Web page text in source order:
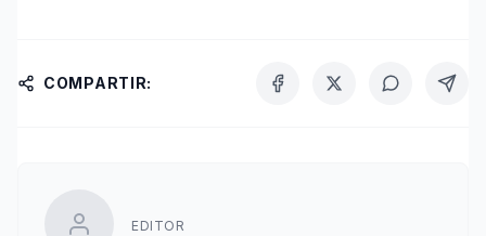
COMPARTIR:
EDITOR